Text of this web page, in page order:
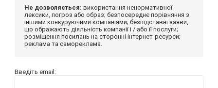
Не дозволяється: використання ненормативної
лексики, погроз або образ; безпосереднє порівняння з
іншими конкуруючими компаніями; безпідставні заяви,
що ображають діяльність компанії і / або її послуги;
розміщення посилань на сторонні інтернет-ресурси;
реклама та самореклама.
Введіть email: